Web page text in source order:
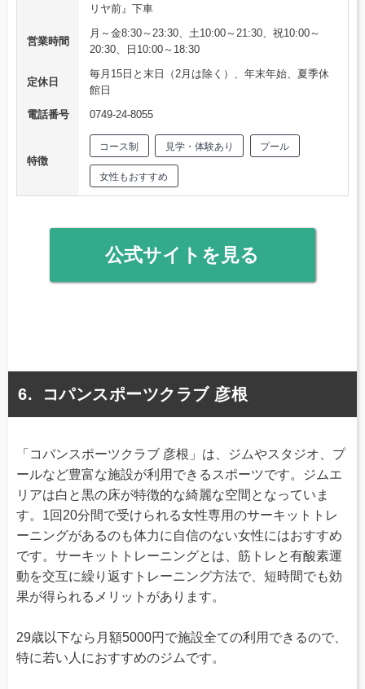
リヤ前』下車
営業時間
月～金8:30～23:30、土10:00～21:30、祝10:00～
20:30、日10:00～18:30
定休日
毎月15日と末日（2月は除く）、年末年始、夏季休
館日
電話番号
0749-24-8055
特徴
コース制 見学・体験あり プール
女性もおすすめ
公式サイトを見る
コパンスポーツクラブ 彦根
「コバンスポーツクラブ 彦根」は、ジムやスタジオ、プ
ールなど豊富な施設が利用できるスポーツです。ジムエ
リアは白と黒の床が特徴的な綺麗な空間となっていま
す。1回20分間で受けられる女性専用のサーキットトレ
ーニングがあるのも体力に自信のない女性にはおすすめ
です。サーキットトレーニングとは、筋トレと有酸素運
動を交互に繰り返すトレーニング方法で、短時間でも効
果が得られるメリットがあります。
29歳以下なら月額5000円で施設全ての利用できるので、
特に若い人におすすめのジムです。